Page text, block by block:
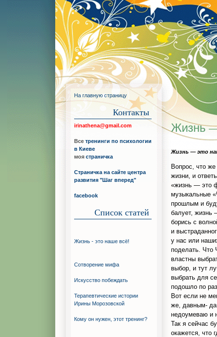
Жизнь
Жизнь — это
Вопрос, что
жизни, и
«жизнь — это
музыкальные
прошлым и
балует, жизнь
борись с
и
у нас или
поделать.
властны
выбор, и тут
выбрать для
подошло по
Вот если не
же, давным-
недоумеваю и
Так я сейчас
окажется, что
На главную страницу
Контакты
irinathena@gmail.com
Все тренинги по психологии
в Киеве
моя страничка
Страничка на сайте центра
развития "Шаг вперед"
facebook
Список статей
Жизнь - это наше всё!
Сотворение мифа
Искуcство побеждать
Терапевтические истории
Ирины Морозовской
Кому он нужен, этот тренинг?